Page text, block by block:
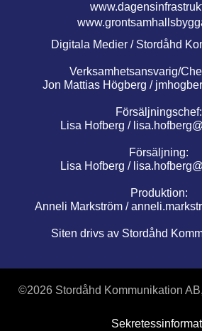
Digitala Medier / Stordåhd
Verksamhetsansvarig/
Jon Mattias Högberg /
Försäljningschef:
Lisa Hofberg /
Försäljning:
Lisa Hofberg /
Produktion:
Anneli Markström /
Siten drivs av Stordåhd
©2026 Stordåhd Kommunikation